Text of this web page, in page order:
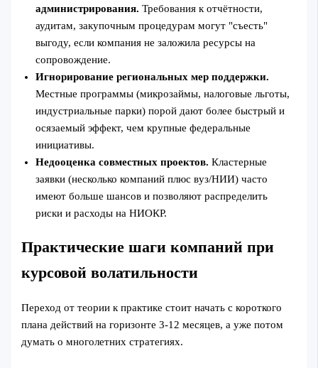
администрирования. Требования к отчётности,
аудитам, закупочным процедурам могут "съесть"
выгоду, если компания не заложила ресурсы на
сопровождение.
Игнорирование региональных мер поддержки.
Местные программы (микрозаймы, налоговые льготы,
индустриальные парки) порой дают более быстрый и
осязаемый эффект, чем крупные федеральные
инициативы.
Недооценка совместных проектов. Кластерные
заявки (несколько компаний плюс вуз/НИИ) часто
имеют больше шансов и позволяют распределить
риски и расходы на НИОКР.
Практические шаги компаний при
курсовой волатильности
Переход от теории к практике стоит начать с короткого
плана действий на горизонте 3-12 месяцев, а уже потом
думать о многолетних стратегиях.